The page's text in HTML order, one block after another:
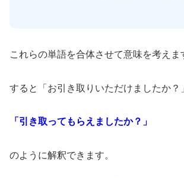
これらの単語を合体させて意味を考えま
すると「お引き取りいただけましたか
「引き取ってもらえましたか？」
のように解釈できます。